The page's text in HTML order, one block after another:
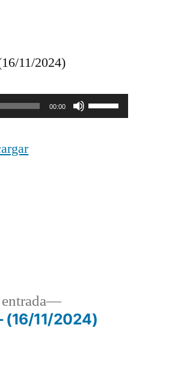
11/2024)
00:00
Utiliza
disminuir
Siguiente
entrada:
(16/11/2024)